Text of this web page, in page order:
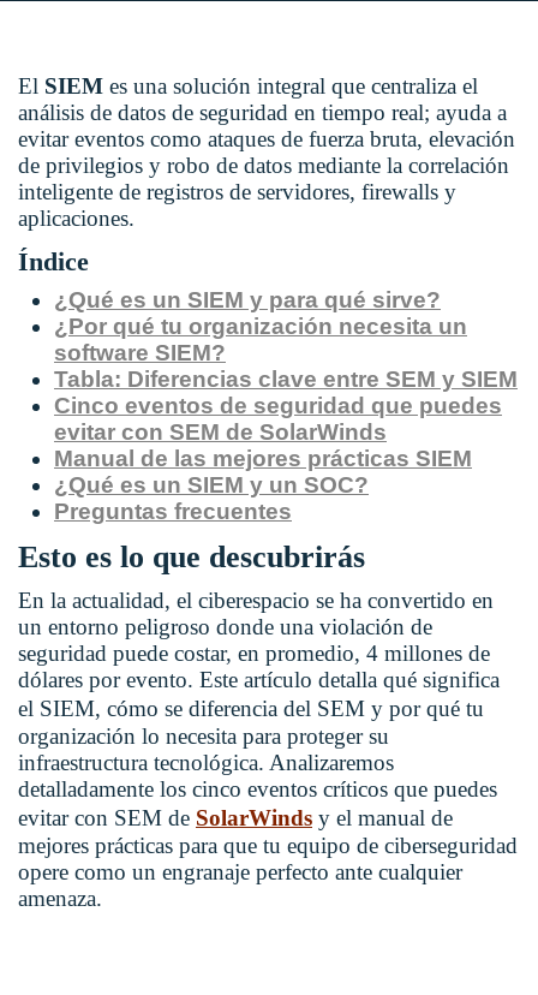
El SIEM es una solución integral que centraliza el
análisis de datos de seguridad en tiempo real; ayuda a
evitar eventos como ataques de fuerza bruta, elevación
de privilegios y robo de datos mediante la correlación
inteligente de registros de servidores, firewalls y
aplicaciones.
Índice
¿Qué es un SIEM y para qué sirve?
¿Por qué tu organización necesita un
software SIEM?
Tabla: Diferencias clave entre SEM y SIEM
Cinco eventos de seguridad que puedes
evitar con SEM de SolarWinds
Manual de las mejores prácticas SIEM
¿Qué es un SIEM y un SOC?
Preguntas frecuentes
Esto es lo que descubrirás
En la actualidad, el ciberespacio se ha convertido en
un entorno peligroso donde una violación de
seguridad puede costar, en promedio, 4 millones de
dólares por evento. Este artículo detalla qué significa
el SIEM, cómo se diferencia del SEM y por qué tu
organización lo necesita para proteger su
infraestructura tecnológica. Analizaremos
detalladamente los cinco eventos críticos que puedes
evitar con SEM de SolarWinds y el manual de
mejores prácticas para que tu equipo de ciberseguridad
opere como un engranaje perfecto ante cualquier
amenaza.